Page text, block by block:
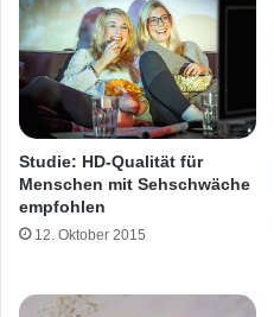
Studie: HD-Qualität für
Menschen mit Sehschwäche
empfohlen
12. Oktober 2015